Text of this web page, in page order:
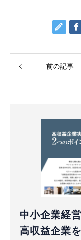
前の記事
中小企業経
高収益企業